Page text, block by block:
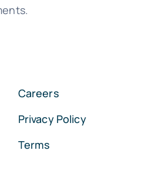
Careers
Privacy Policy
Terms